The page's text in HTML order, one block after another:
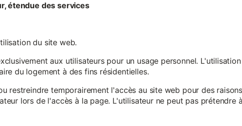
étendue des services
du site web.
aux utilisateurs pour un usage personnel.
du logement à des fins résidentielles.
restreindre temporairement l'accès au site web pour des
lors de l'accès à la page. L'utilisateur ne peut pas prétendre